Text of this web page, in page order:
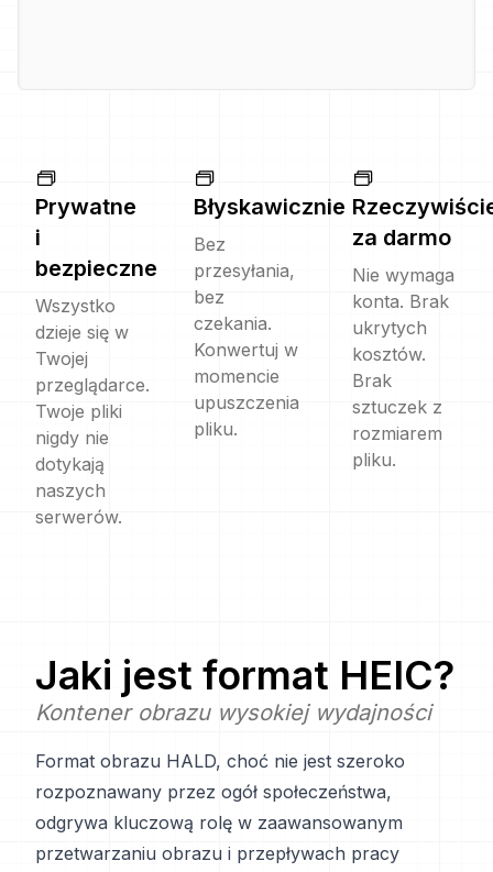
Prywatne
i
bezpieczne
Wszystko
dzieje się w
Twojej
przeglądarce.
Twoje pliki
nigdy nie
dotykają
naszych
serwerów.
Błyskawicznie
Bez
przesyłania,
bez
czekania.
Konwertuj w
momencie
upuszczenia
pliku.
za darmo
Nie wymaga
konta. Brak
ukrytych
kosztów.
Brak
sztuczek z
rozmiarem
pliku.
Jaki jest format HEIC?
Kontener obrazu wysokiej wydajności
Format obrazu HALD, choć nie jest szeroko
rozpoznawany przez ogół społeczeństwa,
odgrywa kluczową rolę w zaawansowanym
przetwarzaniu obrazu i przepływach pracy